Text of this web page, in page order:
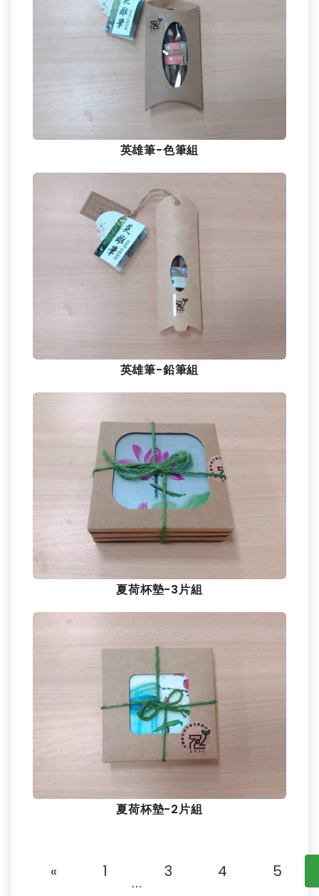
英雄筆-色筆組
英雄筆-鉛筆組
夏荷杯墊-3片組
夏荷杯墊-2片組
« 1
⋯
3 4 5